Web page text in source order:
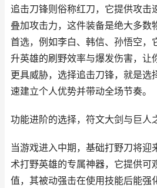
追击刀锋则俗称红刀，它提供攻击
叠加攻击力，这件装备是绝大多数
首选，例如李白、韩信、孙悟空，
升英雄的刷野效率与爆发伤害，让
更具威胁，选择追击刀锋，就是选
速建立个人优势并带动全场节奏。
功能进阶的选择，符文大剑与巨人
当游戏进入中期，基础打野刀将迎
术打野英雄的专属神器，它提供可
值，其被动强击在使用技能后能强